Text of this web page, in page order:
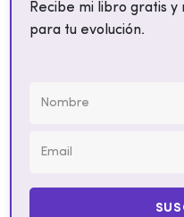
Recibe mi libro gratis y
para tu evolución.